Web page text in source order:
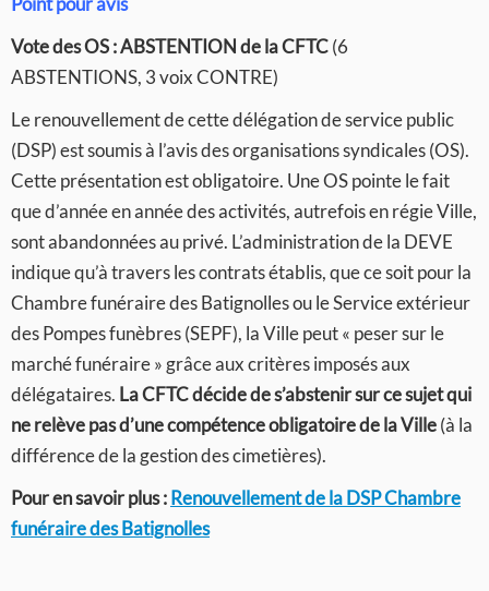
Vote des OS :ABSTENTION de la CFTC(6
ABSTENTIONS, 3 voix CONTRE)
Le renouvellement de cette délégation de service public
(DSP) est soumis à l’avis des organisations syndicales (OS).
Cette présentation est obligatoire. Une OS pointe le fait
que d’année en année des activités, autrefois en régie Ville,
sont abandonnées au privé. L’administration de la DEVE
indique qu’à travers les contrats établis, que ce soit pour la
Chambre funéraire des Batignolles ou le Service extérieur
des Pompes funèbres (SEPF), la Ville peut « peser sur le
marché funéraire » grâce aux critères imposés aux
délégataires. La CFTC décide de s’abstenir sur ce sujet qui
ne relève pas d’une compétence obligatoire de la Ville(à la
différence de la gestion des cimetières).
Pour en savoir plus :Renouvellement de la DSP Chambre
funéraire des Batignolles